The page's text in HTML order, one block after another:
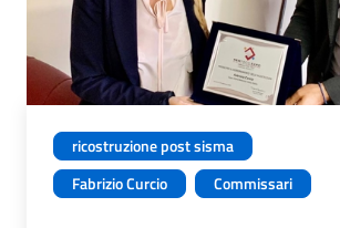
ricostruzione post sisma
Fabrizio Curcio
Commissari